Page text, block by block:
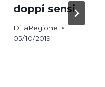
doppi sensi
Di laRegione
05/10/2019